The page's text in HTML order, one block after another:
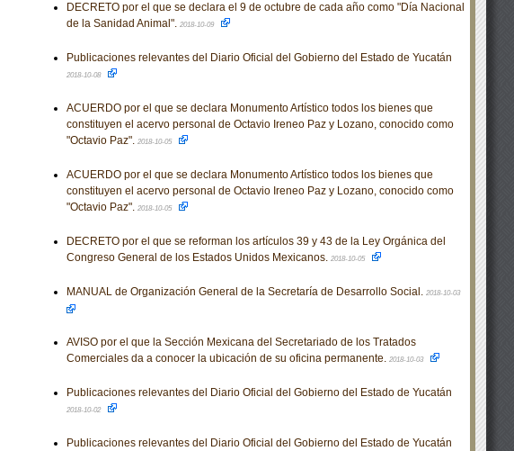
DECRETO por el que se declara el 9 de octubre de cada año como "Día Nacional
de la Sanidad Animal". 2018-10-09
Publicaciones relevantes del Diario Oficial del Gobierno del Estado de Yucatán
2018-10-08
ACUERDO por el que se declara Monumento Artístico todos los bienes que
constituyen el acervo personal de Octavio Ireneo Paz y Lozano, conocido como
"Octavio Paz". 2018-10-05
ACUERDO por el que se declara Monumento Artístico todos los bienes que
constituyen el acervo personal de Octavio Ireneo Paz y Lozano, conocido como
"Octavio Paz". 2018-10-05
DECRETO por el que se reforman los artículos 39 y 43 de la Ley Orgánica del
Congreso General de los Estados Unidos Mexicanos. 2018-10-05
MANUAL de Organización General de la Secretaría de Desarrollo Social. 2018-10-03
AVISO por el que la Sección Mexicana del Secretariado de los Tratados
Comerciales da a conocer la ubicación de su oficina permanente. 2018-10-03
Publicaciones relevantes del Diario Oficial del Gobierno del Estado de Yucatán
2018-10-02
Publicaciones relevantes del Diario Oficial del Gobierno del Estado de Yucatán